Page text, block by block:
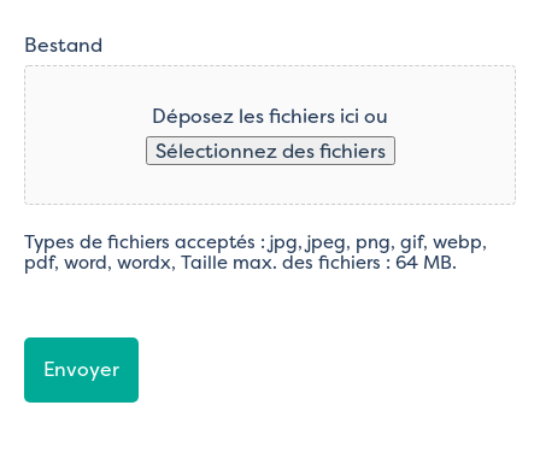
Bestand
Déposez les fichiers ici ou
Sélectionnez des fichiers
Types de fichiers acceptés : jpg, jpeg, png, gif, webp,
pdf, word, wordx, Taille max. des fichiers : 64 MB.